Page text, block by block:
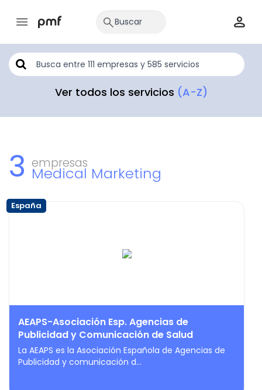
Ver todos los servicios (A-Z)
3 empresas
Medical Marketing
España
AEAPS-Asociación Esp. Agencias de
Publicidad y Comunicación de Salud
La AEAPS es la Asociación Española de Agencias de
Publicidad y comunicación d...